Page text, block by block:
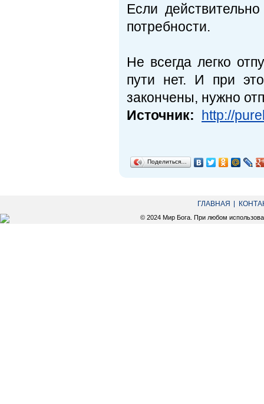
Если
потребности.
Не всегда легко
пути нет. И при
закончены, нужно
Источник: http://
Поделиться…
ГЛАВНАЯ
© 2024 Мир Бога. При любом